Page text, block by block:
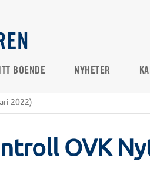
BOENDE NYHETER
2022)
OVK